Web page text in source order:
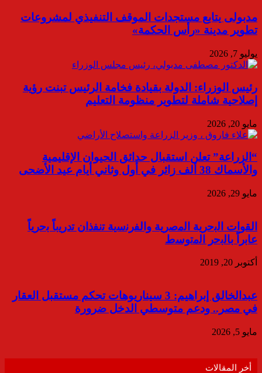
مدبولى يتابع مستجدات الموقف التنفيذي لمشروعات
تطوير مدينة «رأس الحكمة»
يوليو 7, 2026
رئيس الوزراء: الدولة بقيادة فخامة الرئيس تبنت رؤية
إصلاحية شاملة لتطوير منظومة التعليم
مايو 20, 2026
“الزراعة” تعلن استقبال حدائق الحيوان الإقليمية
والأسماك 38 ألف زائر في أول وثاني أيام عيد الأضحى
مايو 29, 2026
اﻟﻘوات اﻟﺑﺣرﯾﺔ اﻟﻣﺻرﯾﺔ واﻟﻔرﻧﺳﯾﺔ ﺗﻧﻔذان ﺗدرﯾباً ﺑﺣرياً
ﻋﺎﺑراً ﺑﺎﻟﺑﺣر اﻟﻣﺗوﺳط
أكتوبر 20, 2019
عبدالخالق إبراهيم: 3 سيناريوهات تحكم مستقبل العقار
في مصر.. ودعم متوسطي الدخل ضرورة
مايو 5, 2026
أخر المقالات